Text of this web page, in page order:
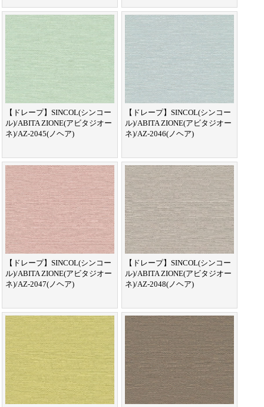
【ドレープ】SINCOL(シンコー
ル)/ABITA ZIONE(アビタジオー
ネ)/AZ-2045(ノヘア)
【ドレープ】SINCOL(シンコー
ル)/ABITA ZIONE(アビタジオー
ネ)/AZ-2046(ノヘア)
【ドレープ】SINCOL(シンコー
ル)/ABITA ZIONE(アビタジオー
ネ)/AZ-2047(ノヘア)
【ドレープ】SINCOL(シンコー
ル)/ABITA ZIONE(アビタジオー
ネ)/AZ-2048(ノヘア)